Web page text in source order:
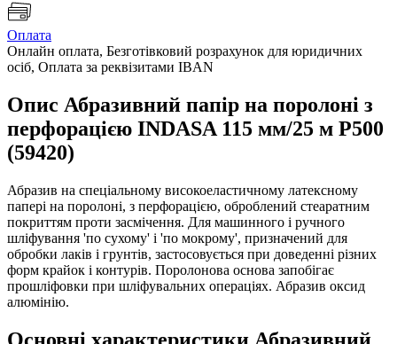
Оплата
Онлайн оплата, Безготівковий розрахунок для юридичних
осіб, Оплата за реквізитами IBAN
Опис Абразивний папір на поролоні з
перфорацією INDASA 115 мм/25 м Р500
(59420)
Абразив на спеціальному високоеластичному латексному
папері на поролоні, з перфорацією, оброблений стеаратним
покриттям проти засмічення. Для машинного і ручного
шліфування 'по сухому' і 'по мокрому', призначений для
обробки лаків і грунтів, застосовується при доведенні різних
форм крайок і контурів. Поролонова основа запобігає
прошліфовки при шліфувальних операціях. Абразив оксид
алюмінію.
Основні характеристики Абразивний